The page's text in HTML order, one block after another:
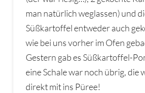
man natürlich weglassen) und
Süßkartoffel entweder auch
wie bei uns vorher im Ofen
Gestern gab es Süßkartoffel-
eine Schale war noch übrig, die
direkt mit ins Püree!